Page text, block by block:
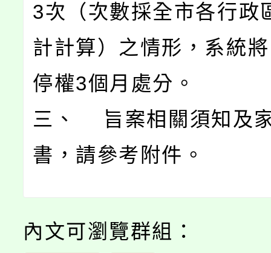
3次（次數採全市各行政
計計算）之情形，系統
停權3個月處分。
三、 旨案相關須知及
書，請參考附件。
內文可瀏覽群組：